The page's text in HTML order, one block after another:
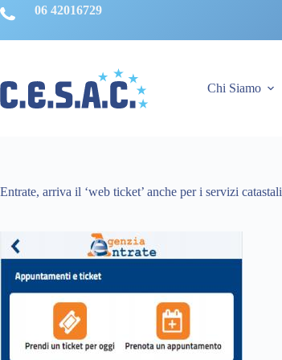
Salta
al
06 42016729
Chi Siamo
Entrate, arriva il ‘web ticket’ anche per i servizi catastali